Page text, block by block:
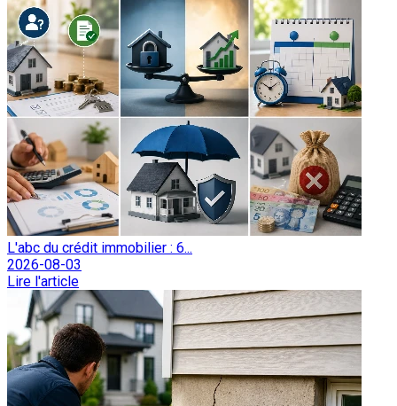
L'abc du crédit immobilier : 6...
2026-08-03
Lire l'article